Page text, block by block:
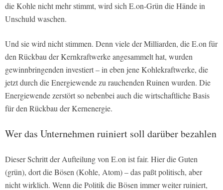
die Kohle nicht mehr stimmt, wird sich E.on-Grün die Hände in
Unschuld waschen.
Und sie wird nicht stimmen. Denn viele der Milliarden, die E.on für
den Rückbau der Kernkraftwerke angesammelt hat, wurden
gewinnbringenden investiert – in eben jene Kohlekraftwerke, die
jetzt durch die Energiewende zu rauchenden Ruinen wurden. Die
Energiewende zerstört so nebenbei auch die wirtschaftliche Basis
für den Rückbau der Kernenergie.
Wer das Unternehmen ruiniert soll darüber bezahlen
Dieser Schritt der Aufteilung von E.on ist fair. Hier die Guten
(grün), dort die Bösen (Kohle, Atom) – das paßt politisch, aber
nicht wirklich. Wenn die Politik die Bösen immer weiter ruiniert,